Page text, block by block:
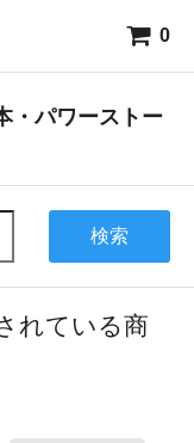
0
・パワーストー
検索
れている商